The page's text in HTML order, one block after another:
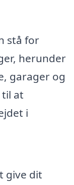
stå for
herunder
garager og
at
i
give dit